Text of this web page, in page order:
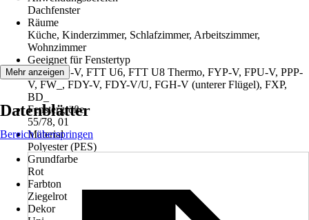
Dachfenster
Räume
Küche, Kinderzimmer, Schlafzimmer, Arbeitszimmer,
Wohnzimmer
Geeignet für Fenstertyp
FTP, PTP-V, FTT U6, FTT U8 Thermo, FYP-V, FPU-V, PPP-
V, FW_, FDY-V, FDY-V/U, FGH-V (unterer Flügel), FXP,
BD_
Fenstergröße
55/78, 01
Material
Polyester (PES)
Grundfarbe
Rot
Farbton
Ziegelrot
Dekor
Mehr anzeigen
Datenblätter
Bereich überspringen